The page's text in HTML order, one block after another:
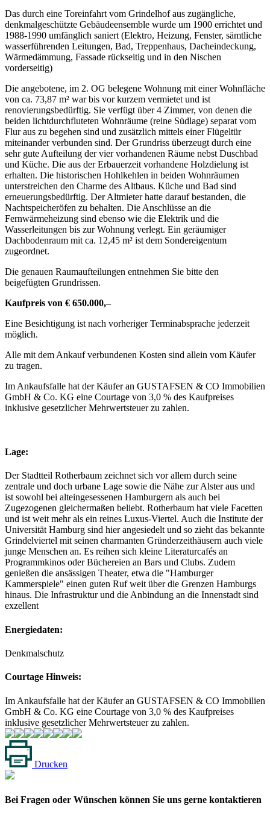
Das durch eine Toreinfahrt vom Grindelhof aus zugängliche,
denkmalgeschützte Gebäudeensemble wurde um 1900 errichtet und
1988-1990 umfänglich saniert (Elektro, Heizung, Fenster, sämtliche
wasserführenden Leitungen, Bad, Treppenhaus, Dacheindeckung,
Wärmedämmung, Fassade rückseitig und in den Nischen
vorderseitig)
Die angebotene, im 2. OG belegene Wohnung mit einer Wohnfläche
von ca. 73,87 m² war bis vor kurzem vermietet und ist
renovierungsbedürftig. Sie verfügt über 4 Zimmer, von denen die
beiden lichtdurchfluteten Wohnräume (reine Südlage) separat vom
Flur aus zu begehen sind und zusätzlich mittels einer Flügeltür
miteinander verbunden sind. Der Grundriss überzeugt durch eine
sehr gute Aufteilung der vier vorhandenen Räume nebst Duschbad
und Küche. Die aus der Erbauerzeit vorhandene Holzdielung ist
erhalten. Die historischen Hohlkehlen in beiden Wohnräumen
unterstreichen den Charme des Altbaus. Küche und Bad sind
erneuerungsbedürftig. Der Altmieter hatte darauf bestanden, die
Nachtspeicheröfen zu behalten. Die Anschlüsse an die
Fernwärmeheizung sind ebenso wie die Elektrik und die
Wasserleitungen bis zur Wohnung verlegt. Ein geräumiger
Dachbodenraum mit ca. 12,45 m² ist dem Sondereigentum
zugeordnet.
Die genauen Raumaufteilungen entnehmen Sie bitte den
beigefügten Grundrissen.
Kaufpreis von € 650.000,–
Eine Besichtigung ist nach vorheriger Terminabsprache jederzeit
möglich.
Alle mit dem Ankauf verbundenen Kosten sind allein vom Käufer
zu tragen.
Im Ankaufsfalle hat der Käufer an GUSTAFSEN & CO Immobilien
GmbH & Co. KG eine Courtage von 3,0 % des Kaufpreises
inklusive gesetzlicher Mehrwertsteuer zu zahlen.
Lage:
Der Stadtteil Rotherbaum zeichnet sich vor allem durch seine
zentrale und doch urbane Lage sowie die Nähe zur Alster aus und
ist sowohl bei alteingesessenen Hamburgern als auch bei
Zugezogenen gleichermaßen beliebt. Rotherbaum hat viele Facetten
und ist weit mehr als ein reines Luxus-Viertel. Auch die Institute der
Universität Hamburg sind hier angesiedelt und so zieht das bekannte
Grindelviertel mit seinen charmanten Gründerzeithäusern auch viele
junge Menschen an. Es reihen sich kleine Literaturcafés an
Programmkinos oder Büchereien an Bars und Clubs. Zudem
genießen die ansässigen Theater, etwa die "Hamburger
Kammerspiele" einen guten Ruf weit über die Grenzen Hamburgs
hinaus. Die Infrastruktur und die Anbindung an die Innenstadt sind
exzellent
Energiedaten:
Denkmalschutz
Courtage Hinweis:
Im Ankaufsfalle hat der Käufer an GUSTAFSEN & CO Immobilien
GmbH & Co. KG eine Courtage von 3,0 % des Kaufpreises
inklusive gesetzlicher Mehrwertsteuer zu zahlen.
Drucken
Bei Fragen oder Wünschen können Sie uns gerne kontaktieren